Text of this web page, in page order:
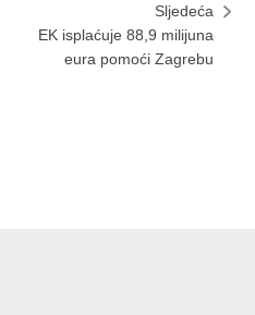
Sljedeća
EK isplaćuje 88,9 milijuna
eura pomoći Zagrebu